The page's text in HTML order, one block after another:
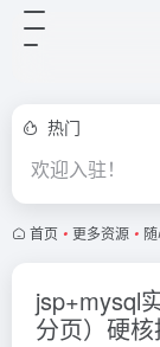
热门
欢迎入驻！
首页 • 更多资源 •
jsp+mysql
分页）硬